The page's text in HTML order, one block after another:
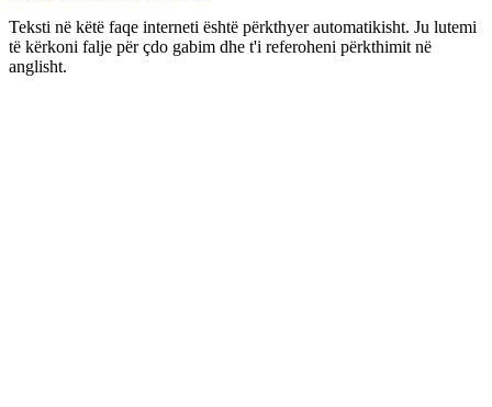
Teksti në këtë faqe interneti është përkthyer automatikisht. Ju lutemi
të kërkoni falje për çdo gabim dhe t'i referoheni përkthimit në
anglisht.